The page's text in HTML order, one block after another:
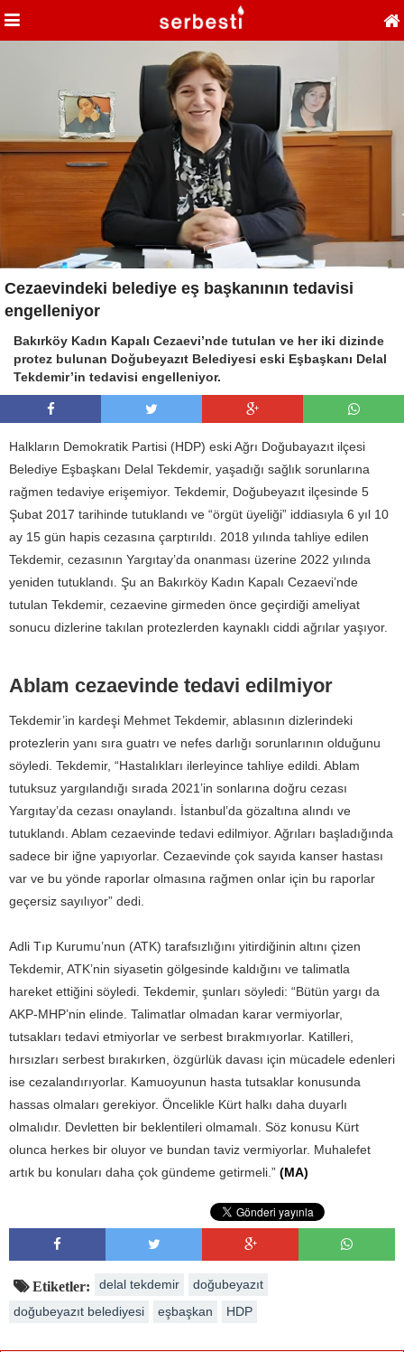
Cezaevindeki belediye eş başkanının tedavisi
engelleniyor
Bakırköy Kadın Kapalı Cezaevi’nde tutulan ve her iki dizinde
protez bulunan Doğubeyazıt Belediyesi eski Eşbaşkanı Delal
Tekdemir’in tedavisi engelleniyor.
Halkların Demokratik Partisi (HDP) eski Ağrı Doğubayazıt ilçesi
Belediye Eşbaşkanı Delal Tekdemir, yaşadığı sağlık sorunlarına
rağmen tedaviye erişemiyor. Tekdemir, Doğubeyazıt ilçesinde 5
Şubat 2017 tarihinde tutuklandı ve “örgüt üyeliği” iddiasıyla 6 yıl 10
ay 15 gün hapis cezasına çarptırıldı. 2018 yılında tahliye edilen
Tekdemir, cezasının Yargıtay’da onanması üzerine 2022 yılında
yeniden tutuklandı. Şu an Bakırköy Kadın Kapalı Cezaevi’nde
tutulan Tekdemir, cezaevine girmeden önce geçirdiği ameliyat
sonucu dizlerine takılan protezlerden kaynaklı ciddi ağrılar yaşıyor.
Ablam cezaevinde tedavi edilmiyor
Tekdemir’in kardeşi Mehmet Tekdemir, ablasının dizlerindeki
protezlerin yanı sıra guatrı ve nefes darlığı sorunlarının olduğunu
söyledi. Tekdemir, “Hastalıkları ilerleyince tahliye edildi. Ablam
tutuksuz yargılandığı sırada 2021’in sonlarına doğru cezası
Yargıtay’da cezası onaylandı. İstanbul’da gözaltına alındı ve
tutuklandı. Ablam cezaevinde tedavi edilmiyor. Ağrıları başladığında
sadece bir iğne yapıyorlar. Cezaevinde çok sayıda kanser hastası
var ve bu yönde raporlar olmasına rağmen onlar için bu raporlar
geçersiz sayılıyor” dedi.
Adli Tıp Kurumu’nun (ATK) tarafsızlığını yitirdiğinin altını çizen
Tekdemir, ATK’nin siyasetin gölgesinde kaldığını ve talimatla
hareket ettiğini söyledi. Tekdemir, şunları söyledi: “Bütün yargı da
AKP-MHP’nin elinde. Talimatlar olmadan karar vermiyorlar,
tutsakları tedavi etmiyorlar ve serbest bırakmıyorlar. Katilleri,
hırsızları serbest bırakırken, özgürlük davası için mücadele edenleri
ise cezalandırıyorlar. Kamuoyunun hasta tutsaklar konusunda
hassas olmaları gerekiyor. Öncelikle Kürt halkı daha duyarlı
olmalıdır. Devletten bir beklentileri olmamalı. Söz konusu Kürt
olunca herkes bir oluyor ve bundan taviz vermiyorlar. Muhalefet
artık bu konuları daha çok gündeme getirmeli.” (MA)
Etiketler: delal tekdemir
doğubeyazıt
doğubeyazıt belediyesi
eşbaşkan HDP